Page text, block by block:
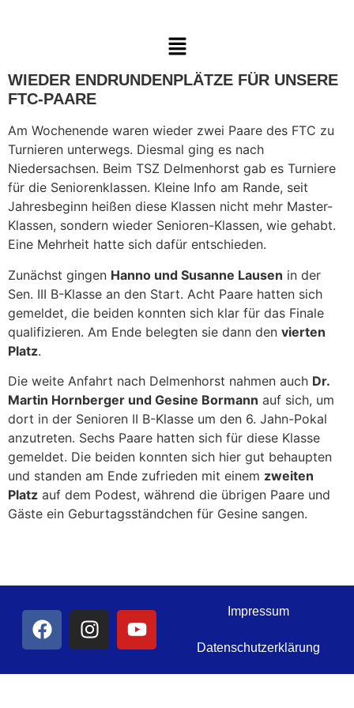
WIEDER ENDRUNDENPLÄTZE FÜR UNSERE
FTC-PAARE
Am Wochenende waren wieder zwei Paare des FTC zu
Turnieren unterwegs. Diesmal ging es nach
Niedersachsen. Beim TSZ Delmenhorst gab es Turniere
für die Seniorenklassen. Kleine Info am Rande, seit
Jahresbeginn heißen diese Klassen nicht mehr Master-
Klassen, sondern wieder Senioren-Klassen, wie gehabt.
Eine Mehrheit hatte sich dafür entschieden.
Zunächst gingen Hanno und Susanne Lausen in der
Sen. III B-Klasse an den Start. Acht Paare hatten sich
gemeldet, die beiden konnten sich klar für das Finale
qualifizieren. Am Ende belegten sie dann den vierten
Platz.
Die weite Anfahrt nach Delmenhorst nahmen auch Dr.
Martin Hornberger und Gesine Bormann auf sich, um
dort in der Senioren II B-Klasse um den 6. Jahn-Pokal
anzutreten. Sechs Paare hatten sich für diese Klasse
gemeldet. Die beiden konnten sich hier gut behaupten
und standen am Ende zufrieden mit einem zweiten
Platz auf dem Podest, während die übrigen Paare und
Gäste ein Geburtagsständchen für Gesine sangen.
Impressum
Datenschutzerklärung